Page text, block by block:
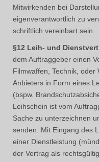
Mitwirkenden bei
eigenverantwortlich zu
schriftlich vereinbart sein.
§12 Leih- und
dem Auftraggeber einen
Filmwaffen, Technik,
Anbieters in Form eines
(bspw.
Leihschein ist vom
Sache zu unterzeichnen
senden. Mit Eingang des
einer Dienstleistung
der Vertrag als